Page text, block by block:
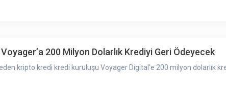
200 Milyon Dolarlık Krediyi Geri Ödeyecek
kripto kredi kredi kuruluşu Voyager Digital‘e 200 milyon dolarlık